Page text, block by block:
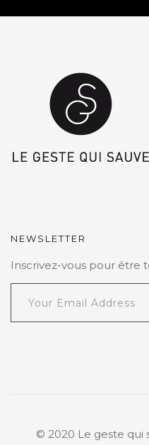
NEWSLETTER
Inscrivez-vous pour être
© 2020 Le geste qui